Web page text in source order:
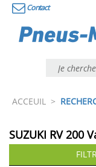
Contact
ACCEUIL >
SUZUKI RV 200